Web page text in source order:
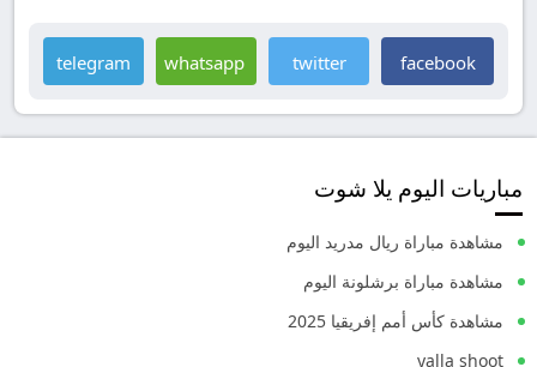
facebook
twitter
whatsapp
telegram
مباريات اليوم يلا شوت
مشاهدة مباراة ريال مدريد اليوم
مشاهدة مباراة برشلونة اليوم
مشاهدة كأس أمم إفريقيا 2025
yalla shoot